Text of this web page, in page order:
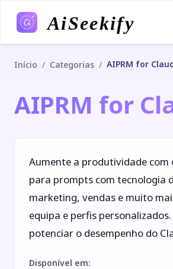
AiSeekify
Início / Categorias / AIPRM for
AIPRM for
Aumente a produtividade com
para prompts com tecnologia
marketing, vendas e muito
equipa e perfis
potenciar o desempenho do
Disponível em: